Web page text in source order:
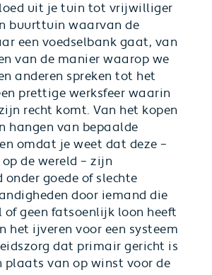
uit je tuin tot vrijwilliger
buurttuin waarvan de
een voedselbank gaat, van
van de manier waarop we
anderen spreken tot het
prettige werksfeer waarin
recht komt. Van het kopen
hangen van bepaalde
omdat je weet dat deze –
de wereld – zijn
onder goede of slechte
door iemand die
of geen fatsoenlijk loon heeft
het ijveren voor een systeem
dat primair gericht is
plaats van op winst voor de